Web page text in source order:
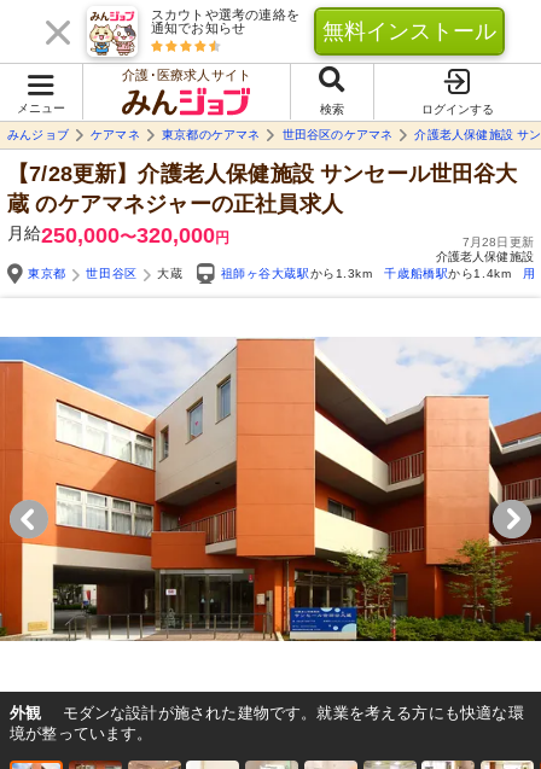
スカウトや選考の連絡を
通知でお知らせ
無料インストール
メニュー
介護･医療求人サイト
検索
ログインする
みんジョブ
ケアマネ 東京都のケアマネ 世田谷区のケアマネ 介護老人保健施設 サ
【7/28更新】介護老人保健施設 サンセール世田谷大
蔵 のケアマネジャーの正社員求人
月給250,000〜320,000円
7月28日更新
介護老人保健施設
東京都
世田谷区 大蔵 祖師ヶ谷大蔵駅から1.3km 千歳船橋駅から1.4km 用
外観
モダンな設計が施された建物です。就業を考える方にも快適な環
境が整っています。